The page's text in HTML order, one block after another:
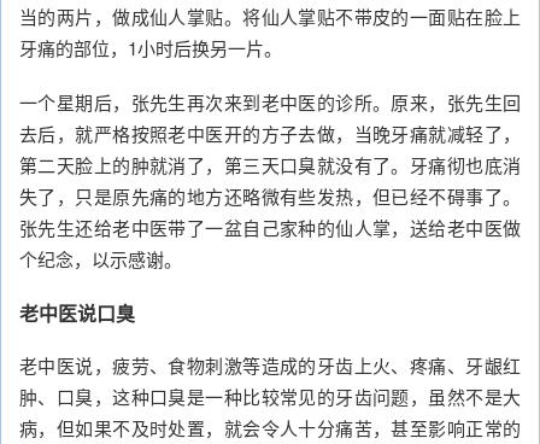
当的两片，做成仙人掌贴。将仙人掌贴不带皮的一面贴在脸上
牙痛的部位，1小时后换另一片。
一个星期后，张先生再次来到老中医的诊所。原来，张先生回
去后，就严格按照老中医开的方子去做，当晚牙痛就减轻了，
第二天脸上的肿就消了，第三天口臭就没有了。牙痛彻也底消
失了，只是原先痛的地方还略微有些发热，但已经不碍事了。
张先生还给老中医带了一盆自己家种的仙人掌，送给老中医做
个纪念，以示感谢。
老中医说口臭
老中医说，疲劳、食物刺激等造成的牙齿上火、疼痛、牙龈红
肿、口臭，这种口臭是一种比较常见的牙齿问题，虽然不是大
病，但如果不及时处置，就会令人十分痛苦，甚至影响正常的